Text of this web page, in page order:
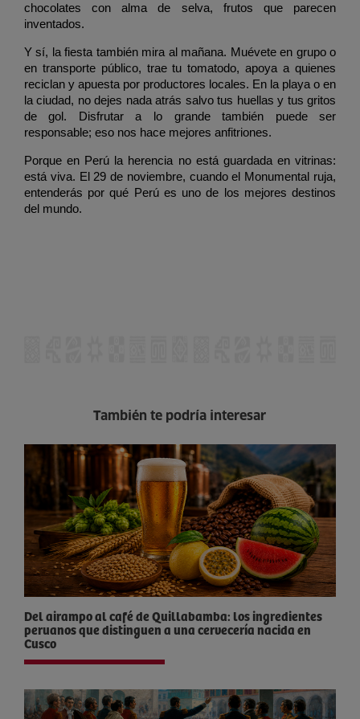
chocolates con alma de selva, frutos que parecen
inventados.
Y sí, la fiesta también mira al mañana. Muévete en grupo o
en transporte público, trae tu tomatodo, apoya a quienes
reciclan y apuesta por productores locales. En la playa o en
la ciudad, no dejes nada atrás salvo tus huellas y tus gritos
de gol. Disfrutar a lo grande también puede ser
responsable; eso nos hace mejores anfitriones.
Porque en Perú la herencia no está guardada en vitrinas:
está viva. El 29 de noviembre, cuando el Monumental ruja,
entenderás por qué Perú es uno de los mejores destinos
del mundo.
También te podría interesar
Del airampo al café de Quillabamba: los ingredientes
peruanos que distinguen a una cervecería nacida en
Cusco